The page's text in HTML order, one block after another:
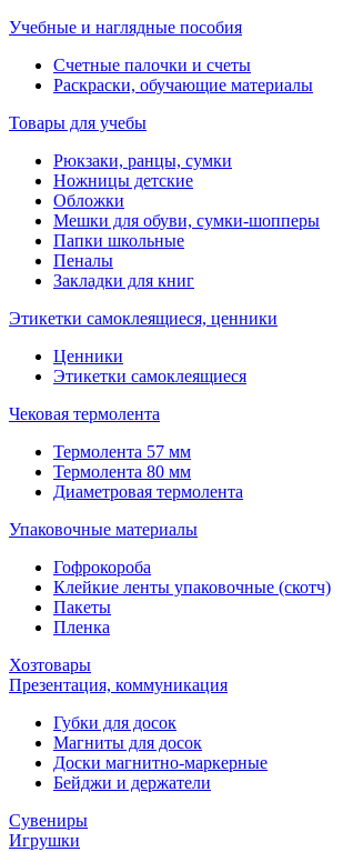
Учебные и наглядные пособия
Счетные палочки и счеты
Раскраски, обучающие материалы
Товары для учебы
Рюкзаки, ранцы, сумки
Ножницы детские
Обложки
Мешки для обуви, сумки-шопперы
Папки школьные
Пеналы
Закладки для книг
Этикетки самоклеящиеся, ценники
Ценники
Этикетки самоклеящиеся
Чековая термолента
Термолента 57 мм
Термолента 80 мм
Диаметровая термолента
Упаковочные материалы
Гофрокороба
Клейкие ленты упаковочные (скотч)
Пакеты
Пленка
Хозтовары
Презентация, коммуникация
Губки для досок
Магниты для досок
Доски магнитно-маркерные
Бейджи и держатели
Сувениры
Игрушки